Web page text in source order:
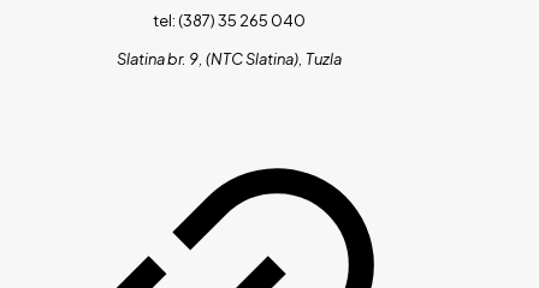
tel: (387) 35 265 040
Slatina br. 9, (NTC Slatina), Tuzla